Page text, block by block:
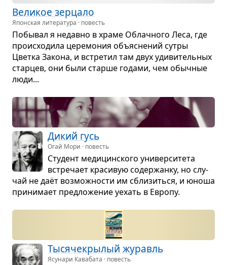
Вели­кое зер­цало
Японская литература · повесть
Побы­вал я недавно в храме Облач­ного Леса, где
про­ис­хо­дила цере­мо­ния объ­яс­не­ний сутры
Цветка Закона, и встре­тил там двух уди­ви­тель­ных
стар­цев, они были старше годами, чем обыч­ные
люди...
Дикий гусь
Огай Мори · повесть
Сту­дент меди­цин­ского уни­вер­си­тета
встре­чает кра­си­вую содер­жанку, но слу­
чай не даёт воз­мож­но­сти им сбли­зиться, и юноша
при­ни­мает пред­ло­же­ние уехать в Европу.
Тыся­че­кры­лый журавль
Ясунари Кавабата · повесть